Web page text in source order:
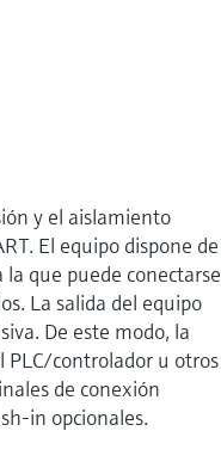
y el aislamiento
El equipo dispone de
que puede conectarse
La salida del equipo
De este modo, la
PLC/controlador u otros
de conexión
in opcionales.